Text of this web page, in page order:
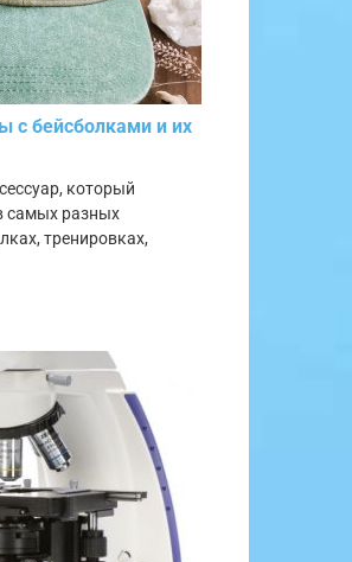
с бейсболками и их
который
самых разных
тренировках,